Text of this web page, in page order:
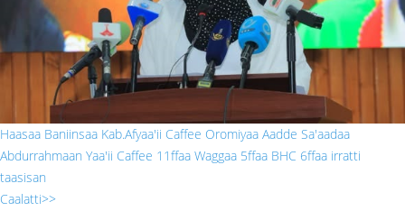
Haasaa Baniinsaa Kab.Afyaa'ii Caffee Oromiyaa Aadde Sa'aadaa
Abdurrahmaan Yaa'ii Caffee 11ffaa Waggaa 5ffaa BHC 6ffaa irratti
taasisan
Caalatti>>